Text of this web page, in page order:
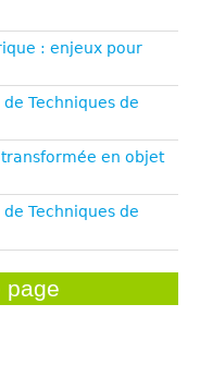
: enjeux pour
Techniques de
en objet
Techniques de
page